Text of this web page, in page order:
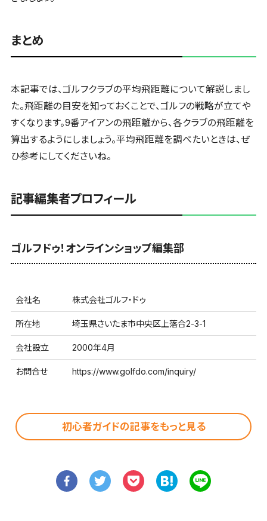
まとめ
本記事では、ゴルフクラブの平均飛距離について解説しまし
た。飛距離の目安を知っておくことで、ゴルフの戦略が立てや
すくなります。9番アイアンの飛距離から、各クラブの飛距離を
算出するようにしましょう。平均飛距離を調べたいときは、ぜ
ひ参考にしてくださいね。
記事編集者プロフィール
ゴルフドゥ！オンラインショップ編集部
会社名 株式会社ゴルフ・ドゥ
所在地 埼玉県さいたま市中央区上落合2-3-1
会社設立 2000年4月
お問合せ https://www.golfdo.com/inquiry/
初心者ガイドの記事をもっと見る